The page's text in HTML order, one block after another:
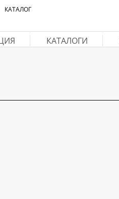
КАТАЛОГ
КАТАЛОГИ